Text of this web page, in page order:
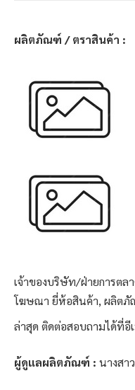
ผลิตภัณฑ์ / ตราสินค้า :
เจ้าของบริษัท/ฝ่ายการตล
โฆษณา ยี่ห้อสินค้า, ผลิตภั
ล่าสุด ติดต่อสอบถามได้ที่อี
ผู้ดูแลผลิตภัณฑ์ : นางสา